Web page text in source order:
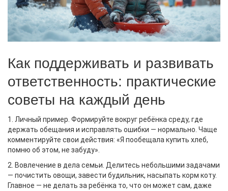
Как поддерживать и развивать
ответственность: практические
советы на каждый день
1. Личный пример. Формируйте вокруг ребёнка среду, где
держать обещания и исправлять ошибки — нормально. Чаще
комментируйте свои действия: «Я пообещала купить хлеб,
помню об этом, не забуду».
2. Вовлечение в дела семьи. Делитесь небольшими задачами
— почистить овощи, завести будильник, насыпать корм коту.
Главное — не делать за ребёнка то, что он может сам, даже